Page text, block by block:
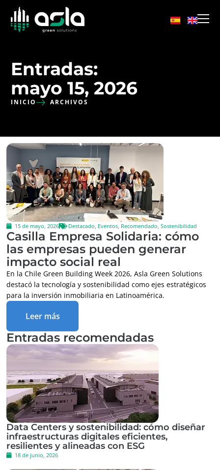
Entradas:
mayo 15, 2026
INICIO ARCHIVOS
15 de mayo, 2026 Destacado, Eventos, Recomendado,Sostenibilidad
Casilla Empresa Solidaria: cómo
las empresas pueden generar
impacto social real
En la Chile Green Building Week 2026, Asla Green Solutions
destacó la tecnología y sostenibilidad como ejes estratégicos
para la inversión inmobiliaria en Latinoamérica.
Leer más
Entradas recomendadas
Data Centers y sostenibilidad: cómo diseñar
infraestructuras digitales eficientes,
resilientes y alineadas con ESG
18 de junio, 2026